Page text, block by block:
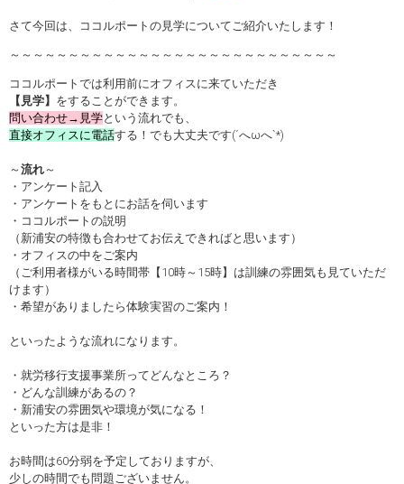
さて今回は、ココルポートの見学についてご紹介いたします！
～～～～～～～～～～～～～～～～～～～～～～～～～～～～
ココルポートでは利用前にオフィスに来ていただき
【見学】 をすることができます。
問い合わせ→見学という流れでも、
直接オフィスに電話する！でも大丈夫です(´へωへ`*)
～ 流れ～
・アンケート記入
・アンケートをもとにお話を伺います
・ココルポートの説明
（新浦安の特徴も合わせてお伝えできればと思います）
・オフィスの中をご案内
（ご利用者様がいる時間帯【10時～15時】は訓練の雰囲気も見ていただ
けます）
・希望がありましたら体験実習のご案内！
といったような流れになります。
・就労移行支援事業所ってどんなところ？
・どんな訓練があるの？
・新浦安の雰囲気や環境が気になる！
といった方は是非！
お時間は60分弱を予定しておりますが、
少しの時間でも問題ございません。